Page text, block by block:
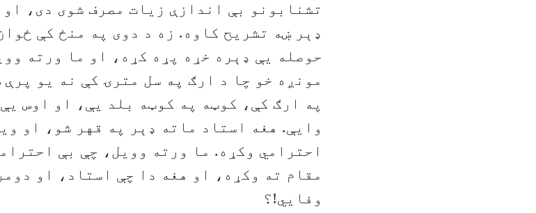
تشنابونو بې اندازې زیات مصرف شوی دی،
ډېر ښه تشریح کاوه. زه د دوی په منځ کې
حوصله یې ډېره خړه پړه کړه، او ما ورته
مونږه خو چا د ارګ په سل مترۍ کې نه یو
په ارګ کې، ‌کوټه په کوټه بلد یې، او اوس
وایې. هغه استاد ماته ډېر په قهر شو، او
احترامي وکړه. ما ورته وویل، چې بې
مقام ته وکړه، او هغه دا چې استاد، او
وفایي!؟